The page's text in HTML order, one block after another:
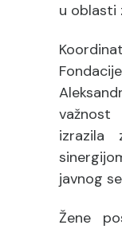
u oblasti
izrazila
javnog
Žene